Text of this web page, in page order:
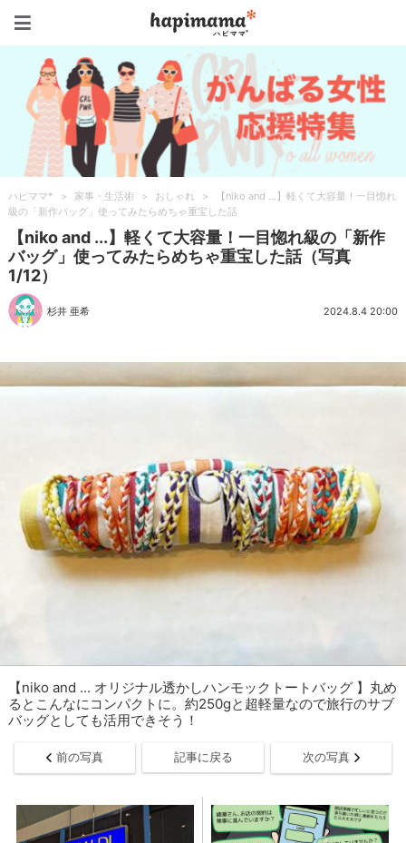
ハピママ* > 家事・生活術 > おしゃれ >
【niko and ...】軽くて大容量！一目惚れ
級の「新作バッグ」使ってみたらめちゃ重宝した話
【niko and ...】軽くて大容量！一目惚れ級の「新作
バッグ」使ってみたらめちゃ重宝した話（写真
1/12）
杉井 亜希 2024.8.4 20:00
【niko and ... オリジナル透かしハンモックトートバッグ 】丸め
るとこんなにコンパクトに。約250gと超軽量なので旅行のサブ
バッグとしても活用できそう！
前の写真 記事に戻る 次の写真